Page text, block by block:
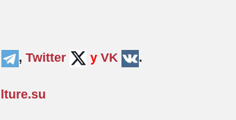
, Twitter y VK .